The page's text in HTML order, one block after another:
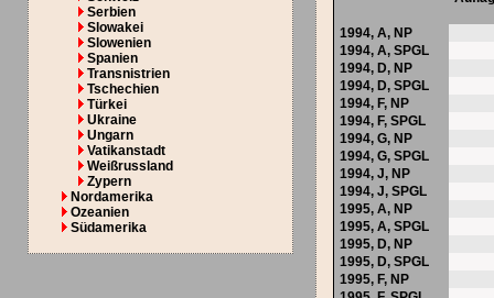
Serbien
Slowakei
Slowenien
Spanien
Transnistrien
Tschechien
Türkei
Ukraine
Ungarn
Vatikanstadt
Weißrussland
Zypern
Nordamerika
Ozeanien
Südamerika
1994,A, NP
1994,A,SPGL
1994, D, NP
1994, D,SPGL
1994, F, NP
1994, F,SPGL
1994,G, NP
1994,G,SPGL
1994,J, NP
1994,J,SPGL
1995,A, NP
1995,A,SPGL
1995, D, NP
1995, D,SPGL
1995, F, NP